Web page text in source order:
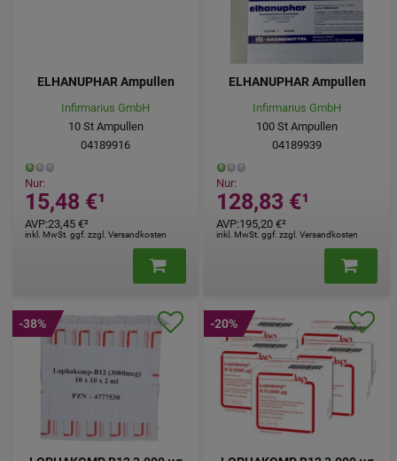
ELHANUPHAR Ampullen
Infirmarius GmbH
10St Ampullen
04189916
Nur:
15,48 €¹
AVP:23,45 €²
inkl. MwSt. ggf. zzgl. Versandkosten
ELHANUPHAR Ampullen
Infirmarius GmbH
100 St Ampullen
04189939
Nur:
128,83 €¹
AVP:195,20 €²
inkl. MwSt. ggf. zzgl. Versandkosten
-38% -20%